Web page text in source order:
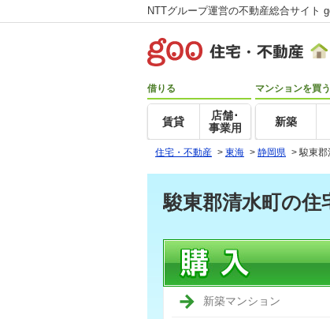
NTTグループ運営の不動産総合サイト
借りる
賃貸
店舗･
事業用
マンションを買う
新築
住宅・不動産 > 東海 > 静岡県 > 駿東郡
駿東郡清水町の住
新築マンション